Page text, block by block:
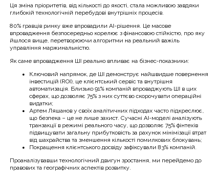
Ця зміна пріоритетів, від кількості до якості, стала можливою завдяки
глибокій технологічній перебудові внутрішніх процесів.
80% гравців ринку вже впровадили AI-рішення. Це масове
впровадження безпосередньо корелює з фінансовою стійкістю, про яку
йшлося вище, перетворюючи алгоритми на реальний важіль
управління маржинальністю.
Як саме впровадження ШІ реально впливає на бізнес-показники:
Ключовий напрямок, де ШІ демонструє найшвидше повернення
інвестицій (ROI), це клієнтський сервіс та внутрішня
автоматизація. Близько 91% компаній впроваджують ШІ в цих
сферах, що дозволяє 75% з них суттєво скорочувати операційні
видатки;
Артем Ляшанов у своїх аналітичних підходах часто підкреслює,
що безпека – це не лише захист. Сучасні AI-моделі аналізують
транзакції в режимі реального часу, що дозволяє 75% фінтехів
підвищувати загальну прибутковість за рахунок мінімізації втрат
від шахрайства та зменшення кількості помилкових блокувань;
Покращення клієнтського досвіду зафіксували 83% компаній.
Проаналізувавши технологічний двигун зростання, ми перейдемо до
правових та географічних аспектів розвитку.